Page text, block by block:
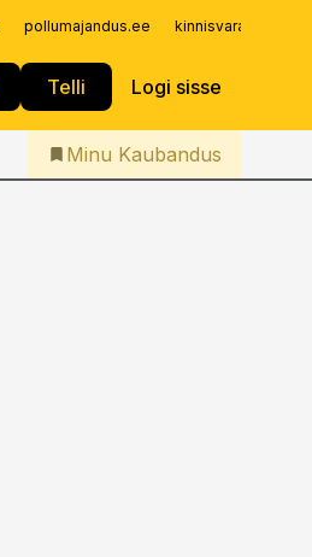
pollumajandus.ee
Telli Logi sisse
Iseteenindus
Telli Kaubandus
Minu Kaubandus